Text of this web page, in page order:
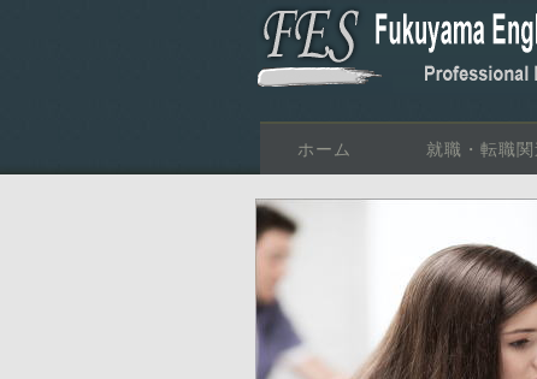
ホーム 就職・転職